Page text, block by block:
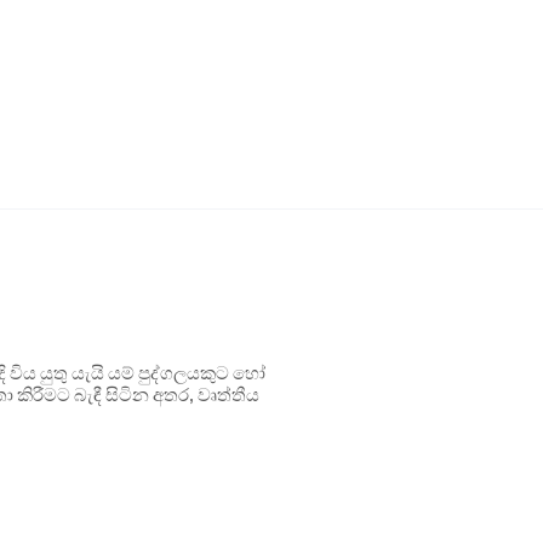
යුතු යැයි යම් පුද්ගලයකුට හෝ
කිරීමට බැඳී සිටින අතර, වෘත්තීය